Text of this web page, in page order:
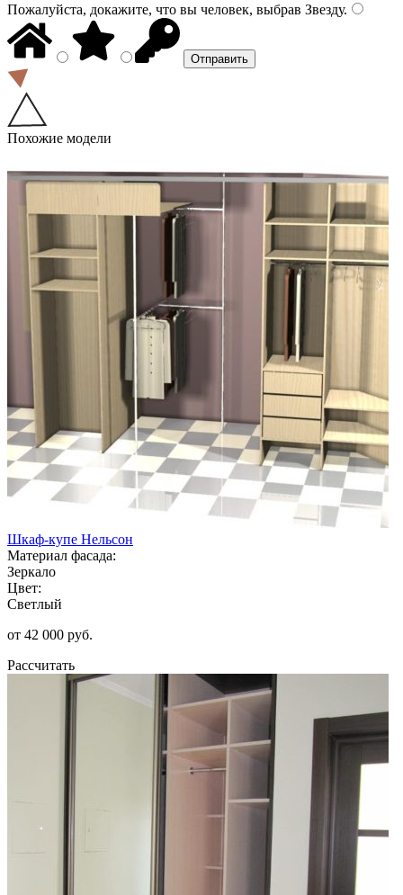
Пожалуйста, докажите, что вы человек, выбрав Звезду.
Похожие модели
Шкаф-купе Нельсон
Материал фасада:
Зеркало
Цвет:
Светлый
от 42 000 руб.
Рассчитать